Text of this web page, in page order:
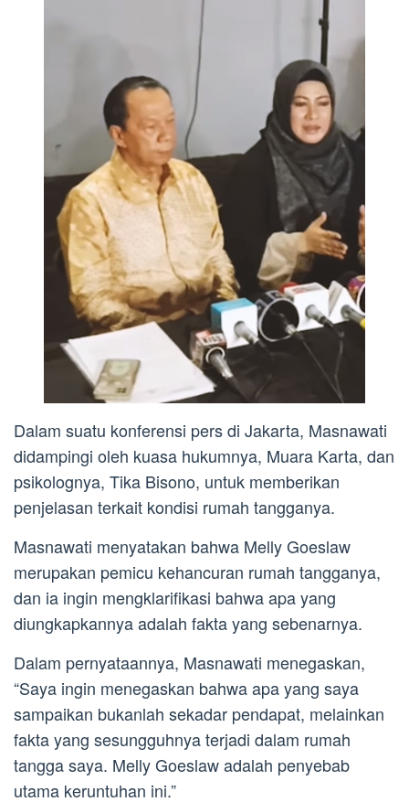
Dalam suatu konferensi pers di Jakarta, Masnawati
didampingi oleh kuasa hukumnya, Muara Karta, dan
psikolognya, Tika Bisono, untuk memberikan
penjelasan terkait kondisi rumah tangganya.
Masnawati menyatakan bahwa Melly Goeslaw
merupakan pemicu kehancuran rumah tangganya,
dan ia ingin mengklarifikasi bahwa apa yang
diungkapkannya adalah fakta yang sebenarnya.
Dalam pernyataannya, Masnawati menegaskan,
“Saya ingin menegaskan bahwa apa yang saya
sampaikan bukanlah sekadar pendapat, melainkan
fakta yang sesungguhnya terjadi dalam rumah
tangga saya. Melly Goeslaw adalah penyebab
utama keruntuhan ini.”